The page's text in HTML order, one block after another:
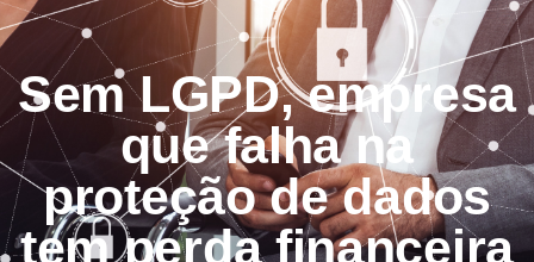
Sem LGPD, empresa
que falha na
proteção de dados
tem perda financeira